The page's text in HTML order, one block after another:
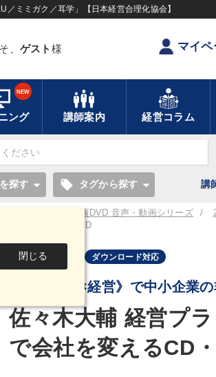
ミミガク／耳学」【日本経営合理化協会】
、 ゲスト 様 マイ
ング
NEW
講師案内 経営コラム
閉じる
探す local_offer タグから探す 講
ナー講演CD・講演DVD 音声・動画シリーズ
社を変えるCD・DVD
音声・動画 ダウンロード対応
《クラウド×経営》で中小企業
佐々木大輔 経営プ
で会社を変えるCD